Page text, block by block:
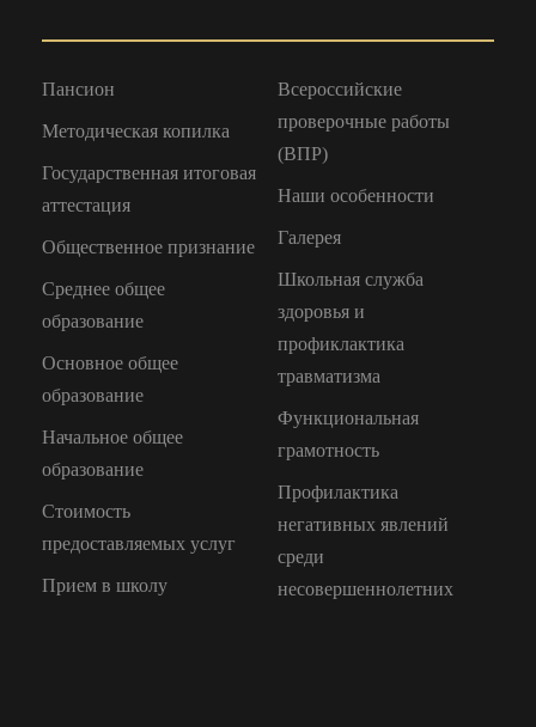
Пансион
Методическая копилка
Государственная итоговая
аттестация
Общественное признание
Среднее общее
образование
Основное общее
образование
Начальное общее
образование
Стоимость
предоставляемых услуг
Прием в школу
Всероссийские
проверочные работы
(ВПР)
Наши особенности
Галерея
Школьная служба
здоровья и
профиклактика
травматизма
Функциональная
грамотность
Профилактика
негативных явлений
среди
несовершеннолетних